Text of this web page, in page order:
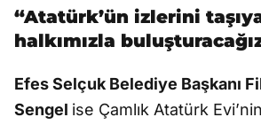
“Atatürk’ün izlerini
halkımızla
Efes Selçuk Belediye Başkanı
Sengel ise Çamlık Atatürk Evi’nin